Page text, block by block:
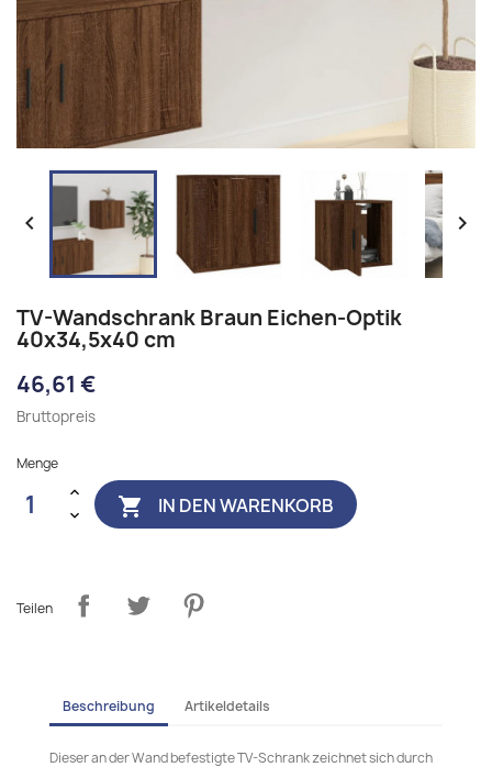
 
TV-Wandschrank Braun Eichen-Optik
40x34,5x40 cm
46,61 €
Bruttopreis
Menge
 IN DEN WARENKORB
Teilen
Beschreibung Artikeldetails
Dieser an der Wand befestigte TV-Schrank zeichnet sich durch